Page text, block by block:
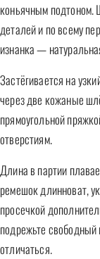
коньячным подтоном.
деталей и по всему
изнанка —
Застёгивается на
через две кожаные
прямоугольной
отверстиям.
Длина в партии
ремешок длинноват,
просечкой
подрежьте свободный
отличаться.